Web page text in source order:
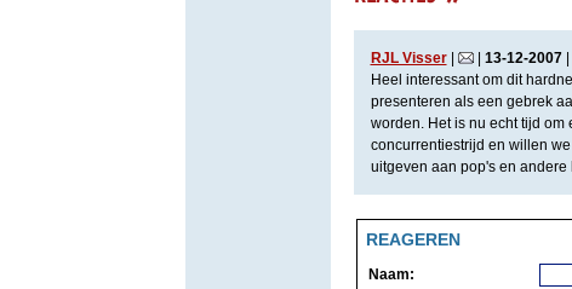
RJL Visser| | 13-12-2007|
Heel interessant om dit
presenteren als een gebrek
worden. Het is nu echt tijd
concurrentiestrijd en willen
uitgeven aan pop's en
REAGEREN
Naam: